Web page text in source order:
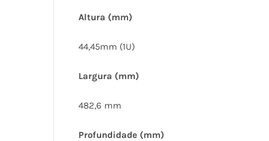
Altura (mm)
44,45mm (1U)
Largura (mm)
482,6 mm
Profundidade (mm)